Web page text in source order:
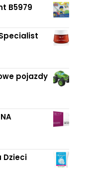
B5979
pojazdy
Dzieci